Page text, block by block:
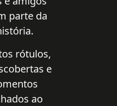
parte da
rótulos,
e
ao